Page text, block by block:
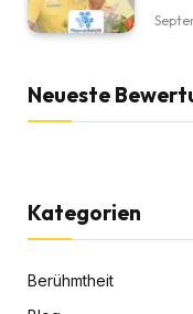
Neueste
Kategorien
Berühmtheit